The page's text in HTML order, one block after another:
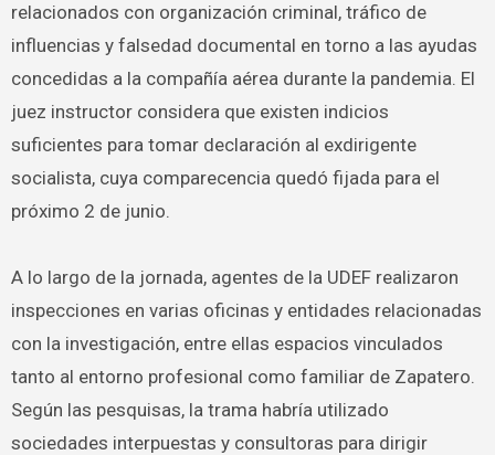
relacionados con organización criminal, tráfico de
influencias y falsedad documental en torno a las ayudas
concedidas a la compañía aérea durante la pandemia. El
juez instructor considera que existen indicios
suficientes para tomar declaración al exdirigente
socialista, cuya comparecencia quedó fijada para el
próximo 2 de junio.
A lo largo de la jornada, agentes de la UDEF realizaron
inspecciones en varias oficinas y entidades relacionadas
con la investigación, entre ellas espacios vinculados
tanto al entorno profesional como familiar de Zapatero.
Según las pesquisas, la trama habría utilizado
sociedades interpuestas y consultoras para dirigir